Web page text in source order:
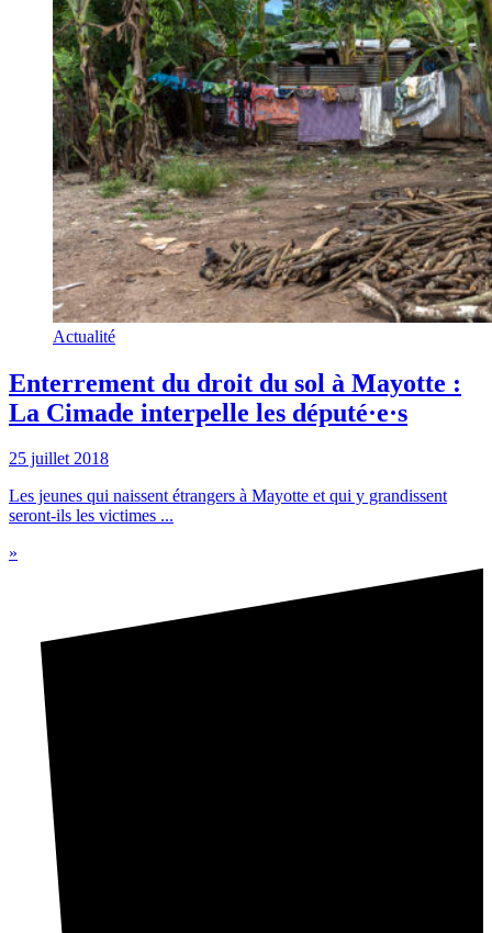
Actualité
Enterrement du droit du sol à Mayotte :
La Cimade interpelle les député·e·s
25 juillet 2018
Les jeunes qui naissent étrangers à Mayotte et qui y grandissent
seront-ils les victimes ...
»